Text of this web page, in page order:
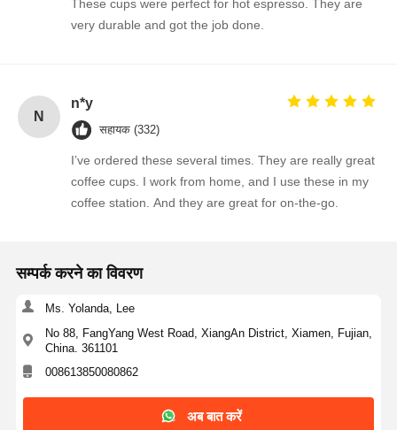
These cups were perfect for hot espresso. They are
very durable and got the job done.
N
n*y
सहायक (332)
I’ve ordered these several times. They are really great
coffee cups. I work from home, and I use these in my
coffee station. And they are great for on-the-go.
सम्पर्क करने का विवरण
Ms. Yolanda, Lee
No 88, FangYang West Road, XiangAn District, Xiamen, Fujian,
China. 361101
008613850080862
अब बात करें